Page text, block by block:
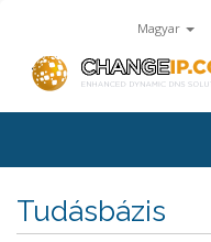
Magyar
Tudásbázis